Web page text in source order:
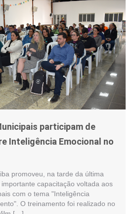
participam de
Inteligência Emocional no
promoveu, na tarde da última
capacitação voltada aos
com o tema "Inteligência
O treinamento foi realizado no